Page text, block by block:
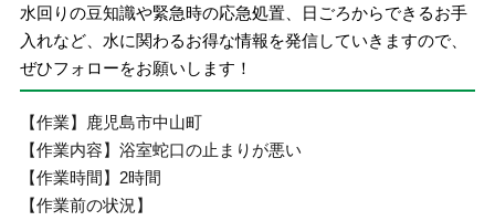
水回りの豆知識や緊急時の応急処置、日ごろからできるお手
入れなど、水に関わるお得な情報を発信していきますので、
ぜひフォローをお願いします！
【作業】鹿児島市中山町
【作業内容】浴室蛇口の止まりが悪い
【作業時間】2時間
【作業前の状況】